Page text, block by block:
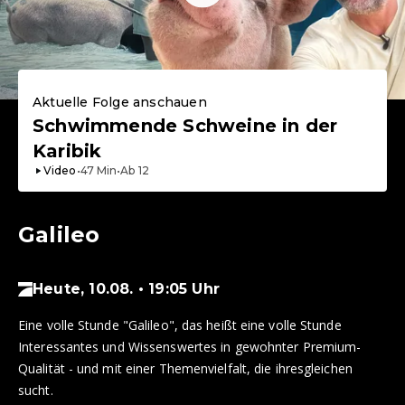
Aktuelle Folge anschauen
Schwimmende Schweine in der
Karibik
Video •47Min•Ab 12
Galileo
Heute, 10.08. • 19:05 Uhr
Eine volle Stunde "Galileo", das heißt eine volle Stunde
Interessantes und Wissenswertes in gewohnter Premium-
Qualität - und mit einer Themenvielfalt, die ihresgleichen
sucht.